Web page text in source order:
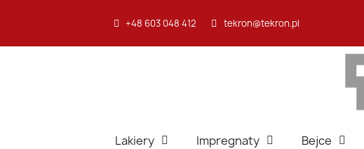
+48 603 048 412 tekron@tekron.pl
Lakiery Impregnaty Bejce